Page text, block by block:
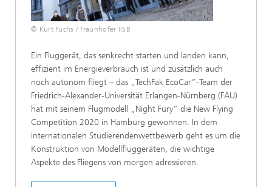
© Kurt Fuchs / Fraunhofer IISB
Ein Fluggerät, das senkrecht starten und landen kann,
effizient im Energieverbrauch ist und zusätzlich auch
noch autonom fliegt – das „TechFak EcoCar“-Team der
Friedrich-Alexander-Universität Erlangen-Nürnberg (FAU)
hat mit seinem Flugmodell „Night Fury“ die New Flying
Competition 2020 in Hamburg gewonnen. In dem
internationalen Studierendenwettbewerb geht es um die
Konstruktion von Modellfluggeräten, die wichtige
Aspekte des Fliegens von morgen adressieren.